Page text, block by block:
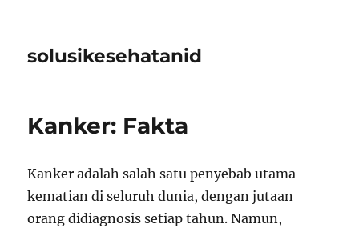
solusikesehatanid
Kanker: Fakta
Kanker adalah salah satu penyebab utama
kematian di seluruh dunia, dengan jutaan
orang didiagnosis setiap tahun. Namun,